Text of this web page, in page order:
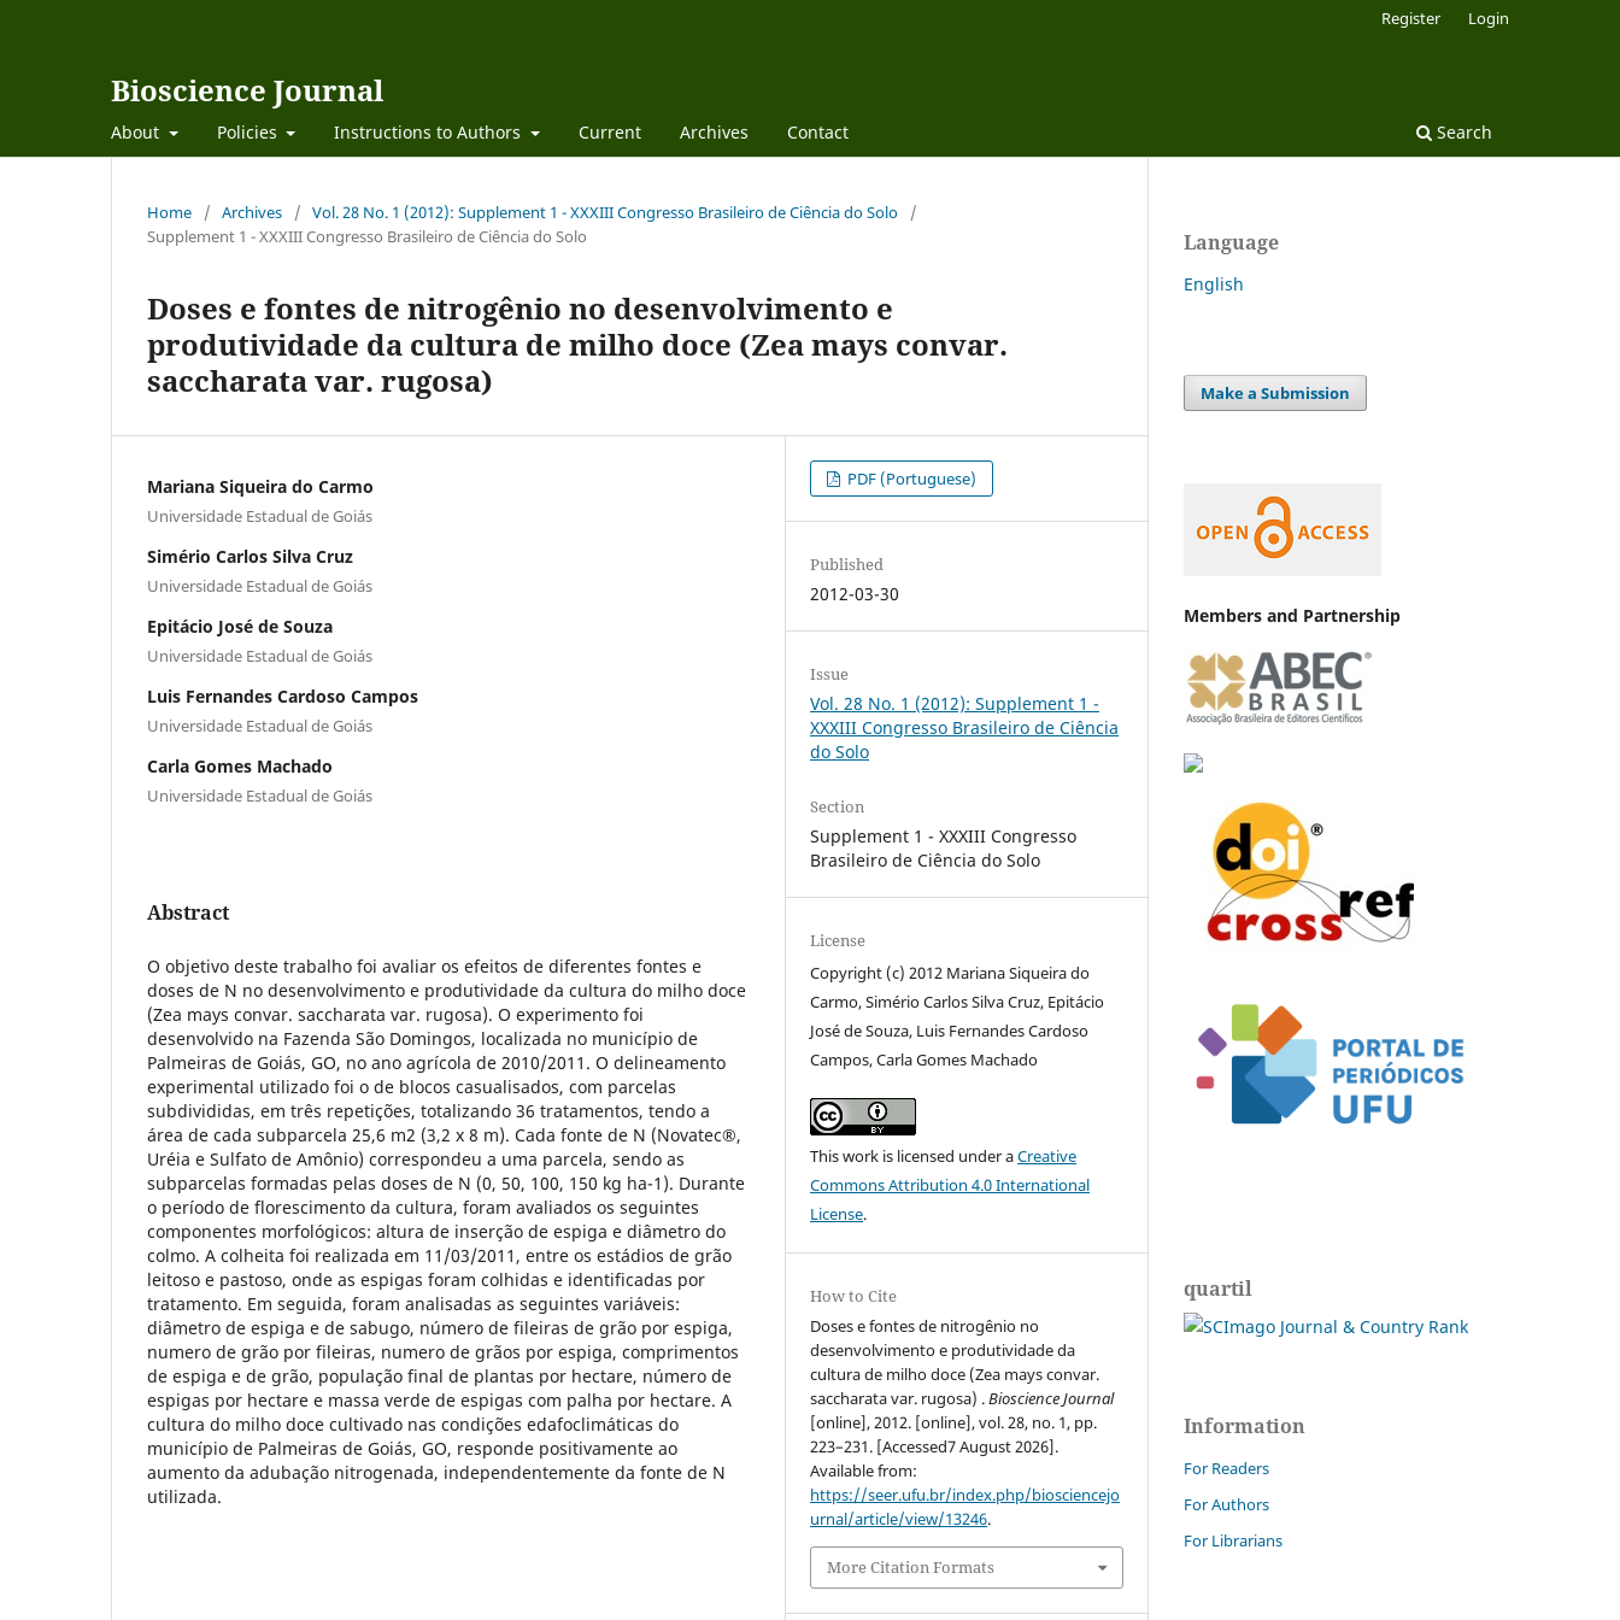
Bioscience Journal
About Policies Instructions to Authors Current Archives Contact Search
Register Login
Home / Archives / Vol. 28 No. 1 (2012): Supplement 1 - XXXIII Congresso Brasileiro de Ciência do Solo
/
Supplement 1 - XXXIII Congresso Brasileiro de Ciência do Solo
Doses e fontes de nitrogênio no desenvolvimento e
produtividade da cultura de milho doce (Zea mays convar.
saccharata var. rugosa)
Mariana Siqueira do Carmo
Universidade Estadual de Goiás
Simério Carlos Silva Cruz
Universidade Estadual de Goiás
Epitácio José de Souza
Universidade Estadual de Goiás
Luis Fernandes Cardoso Campos
Universidade Estadual de Goiás
Carla Gomes Machado
Universidade Estadual de Goiás
Abstract
O objetivo deste trabalho foi avaliar os efeitos de diferentes fontes e
doses de N no desenvolvimento e produtividade da cultura do milho doce
(Zea mays convar. saccharata var. rugosa). O experimento foi
desenvolvido na Fazenda São Domingos, localizada no município de
Palmeiras de Goiás, GO, no ano agrícola de 2010/2011. O delineamento
experimental utilizado foi o de blocos casualisados, com parcelas
subdivididas, em três repetições, totalizando 36 tratamentos, tendo a
área de cada subparcela 25,6 m2 (3,2 x 8 m). Cada fonte de N (Novatec®,
Uréia e Sulfato de Amônio) correspondeu a uma parcela, sendo as
subparcelas formadas pelas doses de N (0, 50, 100, 150 kg ha-1). Durante
o período de florescimento da cultura, foram avaliados os seguintes
componentes morfológicos: altura de inserção de espiga e diâmetro do
colmo. A colheita foi realizada em 11/03/2011, entre os estádios de grão
leitoso e pastoso, onde as espigas foram colhidas e identificadas por
tratamento. Em seguida, foram analisadas as seguintes variáveis:
diâmetro de espiga e de sabugo, número de fileiras de grão por espiga,
numero de grão por fileiras, numero de grãos por espiga, comprimentos
de espiga e de grão, população final de plantas por hectare, número de
espigas por hectare e massa verde de espigas com palha por hectare. A
cultura do milho doce cultivado nas condições edafoclimáticas do
município de Palmeiras de Goiás, GO, responde positivamente ao
aumento da adubação nitrogenada, independentemente da fonte de N
utilizada.
PDF (Portuguese)
Published
2012-03-30
Issue
Vol. 28 No. 1 (2012): Supplement 1 -
XXXIII Congresso Brasileiro de Ciência
do Solo
Section
Supplement 1 - XXXIII Congresso
Brasileiro de Ciência do Solo
License
Copyright (c) 2012 Mariana Siqueira do
Carmo, Simério Carlos Silva Cruz, Epitácio
José de Souza, Luis Fernandes Cardoso
Campos, Carla Gomes Machado
This work is licensed under aCreative
Commons Attribution 4.0 International
License.
How to Cite
Doses e fontes de nitrogênio no
desenvolvimento e produtividade da
cultura de milho doce (Zea mays convar.
saccharata var. rugosa) .Bioscience Journal
[online], 2012. [online], vol. 28, no. 1, pp.
223–231. [Accessed7 August 2026].
Available from:
https://seer.ufu.br/index.php/biosciencejo
urnal/article/view/13246.
More Citation Formats
Language
English
Make a Submission
Members and Partnership
quartil
Information
For Readers
For Authors
For Librarians